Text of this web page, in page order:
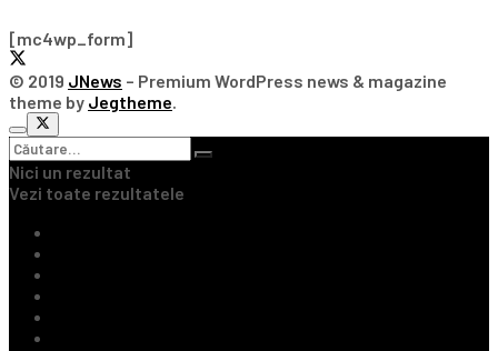
[mc4wp_form]
© 2019 JNews – Premium WordPress news & magazine
theme by Jegtheme
Nici un rezultat
Vezi toate rezultatele